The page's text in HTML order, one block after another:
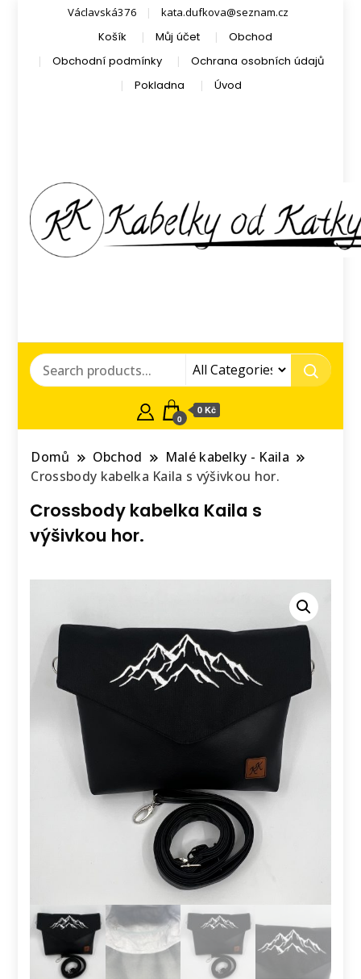
Václavská376 kata.dufkova@seznam.cz
Košík Můj účet
Obchod
Obchodní podmínky
Ochrana osobních údajů
Pokladna
Úvod
0
0 Kč
Domů Obchod
Malé kabelky - Kaila
Crossbody kabelka Kaila s výšivkou hor.
Crossbody kabelka Kaila s
výšivkou hor.